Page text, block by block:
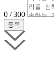
0 / 300